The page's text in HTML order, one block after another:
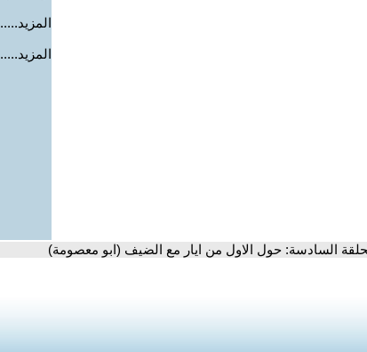
المزيد.....
المزيد.....
السادسة: حول الاول من ايار مع الضيف (ابو معصومة)